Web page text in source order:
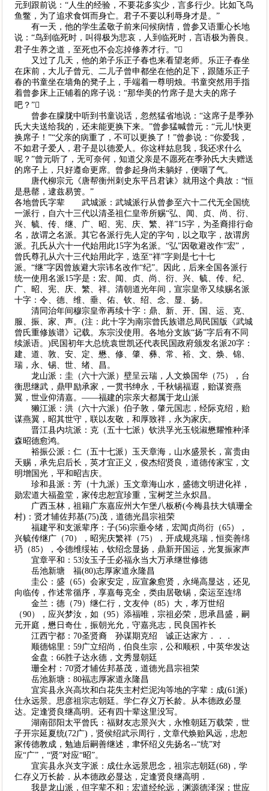
元到跟前说：“人生的经验，不要花多实少，言多行少。比如飞鸟
鱼鳖，为了追求食饵而身亡。君子不要以利辱身才是。”
有一天，他的学生孟敬子前来问候病情，曾参又语重心长地
说：“鸟到临死时，叫得极为悲哀，人到临死时，言语极为善良。
君子生养之道，至死也不会忘掉修养才行。”
又过了几天，他的弟子乐正子春也来看望老师。乐正子春坐
在床前，大儿子曾元、二儿子曾申都坐在他的足下，跟随乐正子
春的书童坐在墙角的凳子上，手端着一尊明烛。书童突然用手指
着曾参床上正铺着的席子说：“那华美的竹席子是大夫的席子
吧？”
曾参在朦胧中听到书童说话，忽然猛省地说：“这席子是季孙
氏大夫送给我的，还未能更换下来。”曾参猛喊曾元：“元儿!快更
换席子！”“父亲的病重了，不可以更换了！”曾参说：“你爱我，
不如君子爱人，君子是以德爱人。你这样姑息我，我还求什么
呢？”曾元听了，无可奈何，知道父亲是不愿死在季孙氏大夫赠送
的席子上，只好遵命更席。曾参起身尚未躺好，便咽了气。
唐代柳宗元《唐帮衡州刺史东平吕君诔》就用这个典故：“恒
是悬罄，逮兹易箦。”
各地曾氏字辈 武城派：武城派行从曾参至六十二代无全国统
一派行，自六十三代以清圣祖仁皇帝所赐“弘、闻、贞、尚、衍、
兴、毓、传、继、广、昭、宪、庆、繁、祥”15字，为圣裔排行命
名，故谓之名派。其它各派行先人定的字句，以之取字，故谓房
派。孔氏从六十一代始用此15字为名派。“弘”因敬避改作“宏”，
曾氏尊孔从六十三代始用此字，迭至“祥”字则是七十七
派。“继”字因曾族避大宗讳名改作“纪”。因此，后来全国各派行
统一使用名派15字是：宏、闻、贞、尚、衍、兴、毓、传、纪、
广、昭、宪、庆、繁、祥。清朝道光年间，宣宗皇帝又续赐名派
十字：令、德、维、垂、佑、钦、绍、念、显、扬。
清同治年间穆宗皇帝再续十字：鼎、新、开、国、运、克、
服、振、家、声。(注：此十字为南宗曾氏族谱总局民国版《武城
曾氏重修族谱》记载。东宗没使用。各地分支族“扬”字后有不同
续派语。)民国初年大总统袁世凯还代表民国政府颁发名派20字：
建、道、敦、安、定、懋、修、肇、彝、常、裕、文、焕、锦、
瑞，永、锡、世、绪、昌。
龙山派：圭（六十六派）壁呈云瑞，人文焕国华（75），台
衡思继武，鼎甲励承家，一贯书绅永，千秋锡福遐，贻谋资燕
翼，世业仰清嘉。――福建的宗亲大都属于龙山派
獭江派：洪（六十六派）伯子敦，肇元国志，经际克绍，贻
谋燕翼，昭其世守，联以友敬，和厚致祥，永为家庆。
晋江县内坑派：克（五十七派）钦洪孚光玉锐淑懋耀惟种泽
森昭德愈鸿。
裕振公派：仁（五十七派）玉天章海，山水盛景长，富贵由
天赐，承先启后长，英才宜正义，俊杰绍贤良，道德传家宝，文
明增国光，平和昭吉庆。
珍和县派：芳（十九派）玉文章海山水，盛德文明进化祥，
勋宏道大福盈堂，家传忠恕宜珍重，宝树芝兰永炽昌。
广西玉林，祖籍广东嘉应州大乍堡八板桥(今梅县扶大镇珊全
村)：贤才辅佐邦基(75)茂，道德光昌宗祖荣
福建平和支派辈序：子(56)宗垂令绪，宏闻贞尚衍（65），
兴毓传继广（70），昭宪庆繁祥（75），开成规兆瑞，恒奕善绵
礽（85），令德维绥祐，钦绍念显扬，鼎新开国运，光复振家声
宜章平和：53汝玉子壬必福永当大万承继世修德
岳池新塘 福(80)志厚家道永隆昌
圭公：盛（65）会家安定，应宣象愈贤，永绳高显达，还见
向临传，作述常循序，享嘉每克全，类由居敬锡，栾运至连绵
金兰：德（79）继仁行，文友仲（85）大，孝万世绍
（90），应兴梦汝，如（95）添福唯，宗祖必荣，思承昌盛，嗣
元开庭，懋日奇仕，振朝光允，守嘉兆志，民良国祚长
江西宁都：70圣贤裔 孙谋期克绍 诚正达家方．．．
顺德锦里：59广立绍尚，伯良生宗，公和顺积，中英华发达
金盘：66胜子达永德，文秀显朝廷
珊全村：70贤才辅佐邦基茂，道德光昌宗祖荣
岳池新塘：80福志厚家道永隆昌
宜宾县永兴高坎和白花失主村烂泥沟等地的字辈：成(61派)
仕永远景。思彦祖宗志朝廷。学仁存义万长龄。从本德政必显
达。定逢贤良继高明。还有四十辈这里没写。
湖南邵阳太平曾氏：福财友志景兴大，永惟朝廷万载荣，世
子开宗延夏统(72广)，贤侯绍武示周行，文章代焕贻风远，忠恕
家传德教成，勉迪后嗣善继述，聿怀绍义先扬名--“统”对
应“广”，“贤”对应“昭”。
宜宾县永兴支字派：成仕永远景思念，祖宗志朝廷(68)，学
仁存义万长龄．从本德政必显达，定逢贤良继高明．
我是龙山派，但字辈不和：宏道经纶远，渊源德泽深；世应